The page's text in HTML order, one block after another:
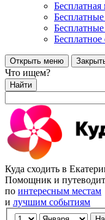
Бесплатное
Открыть меню
Что ищем?
Найти
Куда сходить в
Помощник и
по интересным местам
и лучшим событиям